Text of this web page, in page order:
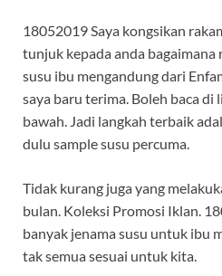
18052019 Saya kongsikan
tunjuk kepada anda bagaimana
susu ibu mengandung dari
saya baru terima. Boleh baca di
bawah. Jadi langkah terbaik
dulu sample susu percuma.
Tidak kurang juga yang
bulan. Koleksi Promosi Iklan.
banyak jenama susu untuk ibu
tak semua sesuai untuk kita.